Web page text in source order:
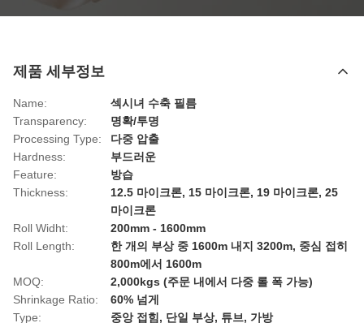
제품 세부정보
Name:
섹시녀 수축 필름
Transparency:
명확/투명
Processing Type:
다중 압출
Hardness:
부드러운
Feature:
방습
Thickness:
12.5 마이크론, 15 마이크론, 19 마이크론, 25
마이크론
Roll Widht:
200mm - 1600mm
Roll Length:
한 개의 부상 중 1600m 내지 3200m, 중심 접히
800m에서 1600m
MOQ:
2,000kgs (주문 내에서 다중 롤 폭 가능)
Shrinkage Ratio:
60% 넘게
Type:
중앙 접힘, 단일 부상, 튜브, 가방